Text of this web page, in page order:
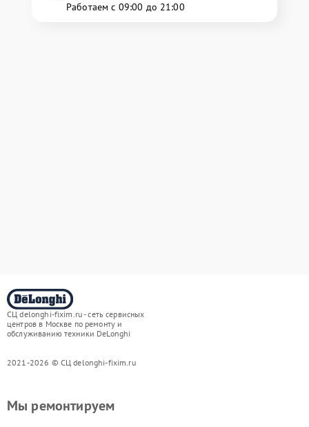
Работаем с 09:00 до 21:00
СЦ delonghi-fixim.ru - сеть сервисных
центров в Москве по ремонту и
обслуживанию техники DeLonghi
2021-2026 © СЦ delonghi-fixim.ru
Мы ремонтируем